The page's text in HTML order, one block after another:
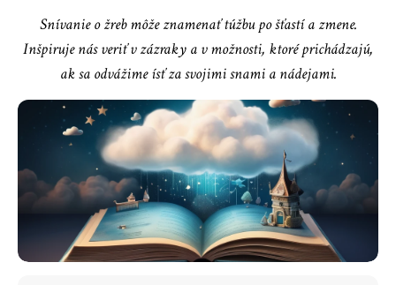
Snívanie o žreb môže znamenať túžbu po šťastí a zmene.
Inšpiruje nás veriť v zázraky a v možnosti, ktoré prichádzajú,
ak sa odvážime ísť za svojimi snami a nádejami.